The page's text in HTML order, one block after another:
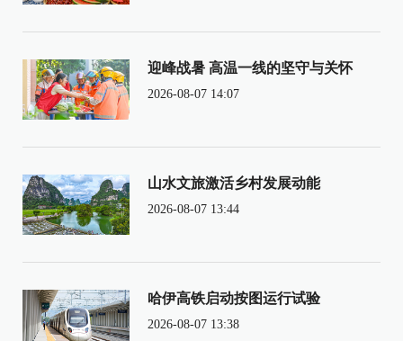
迎峰战暑 高温一线的坚守与关怀
2026-08-07 14:07
山水文旅激活乡村发展动能
2026-08-07 13:44
哈伊高铁启动按图运行试验
2026-08-07 13:38